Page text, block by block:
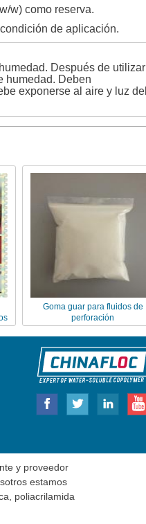
w) como reserva.
de aplicación.
Después de utilizar
humedad. Deben
exponerse al aire y luz del
Goma guar para fluidos de
perforación
y proveedor
estamos
poliacrilamida